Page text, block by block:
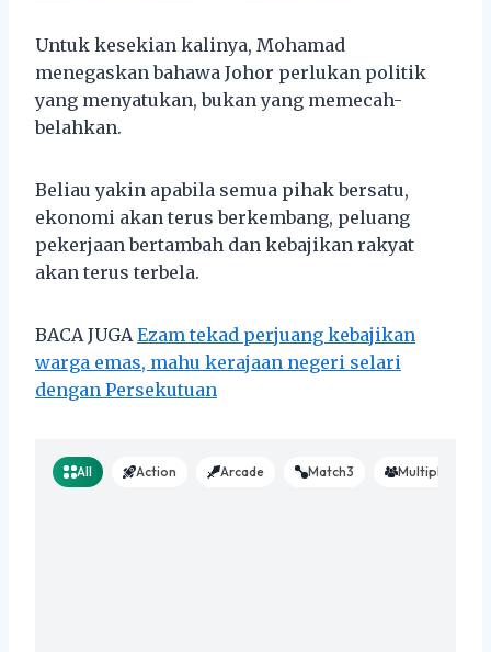
Untuk kesekian kalinya, Mohamad
menegaskan bahawa Johor perlukan politik
yang menyatukan, bukan yang memecah-
belahkan.
Beliau yakin apabila semua pihak bersatu,
ekonomi akan terus berkembang, peluang
pekerjaan bertambah dan kebajikan rakyat
akan terus terbela.
BACA JUGA Ezam tekad perjuang kebajikan
warga emas, mahu kerajaan negeri selari
dengan Persekutuan